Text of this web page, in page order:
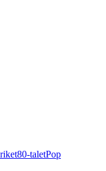
80-taletPop